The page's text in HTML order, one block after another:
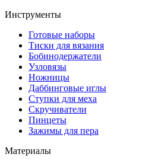
Инструменты
Готовые наборы
Тиски для вязания
Бобинодержатели
Узловязы
Ножницы
Даббинговые иглы
Ступки для меха
Скручиватели
Пинцеты
Зажимы для пера
Материалы